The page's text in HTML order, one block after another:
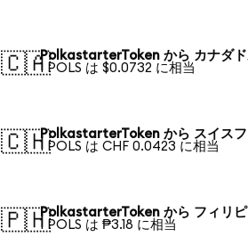
🇨🇦PolkastarterToken から カナダ
1 POLS は $0.0732 に相当
🇨🇭PolkastarterToken から スイス
1 POLS は CHF 0.0423 に相当
🇵🇭PolkastarterToken から フィリピ
1 POLS は ₱3.18 に相当